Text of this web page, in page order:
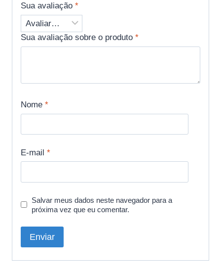
Sua avaliação *
Sua avaliação sobre o produto *
Nome *
E-mail *
Salvar meus dados neste navegador para a
próxima vez que eu comentar.